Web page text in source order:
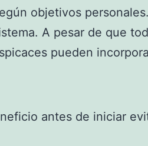
objetivos personales.
A pesar de que
pueden
antes de iniciar